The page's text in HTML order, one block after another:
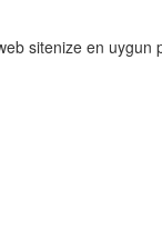
sitenize en